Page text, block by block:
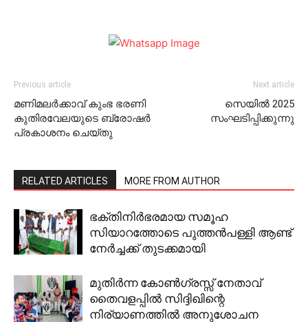
Previous article
മണിമലര്‍ക്കാവ് കുംഭ ഭരണി
കുതിരവേലയുടെ ബ്രോഷര്‍
പ്രകാശനം ചെയ്തു
Next article
സെയില്‍ 2025
സംഘടിപ്പിക്കുന്നു
RELATED ARTICLES MORE FROM AUTHOR
ഭക്തിനിര്‍ഭരമായ സമൂഹ
സിയാറത്തോടെ പുത്തന്‍പള്ളി ആണ്ട്
നേര്‍ച്ചക്ക് തുടക്കമായി
മുതിര്‍ന്ന കോണ്‍ഗ്രസ്സ് നേതാവ്
തൈവളപ്പില്‍ സിദ്ദിഖിന്റെ
നിര്യാണത്തില്‍ അനുശോചന